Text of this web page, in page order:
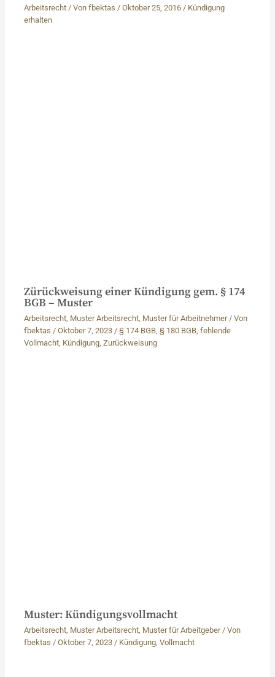
Arbeitsrecht / Vonfbektas /Oktober 25, 2016 / Kündigung
erhalten
Zürückweisung einer Kündigung gem. § 174
BGB – Muster
Arbeitsrecht, Muster Arbeitsrecht, Muster für Arbeitnehmer/ Von
fbektas/Oktober 7, 2023/§ 174 BGB,§ 180 BGB,fehlende
Vollmacht, Kündigung,Zurückweisung
Muster: Kündigungsvollmacht
Arbeitsrecht, Muster Arbeitsrecht, Muster für Arbeitgeber/ Von
fbektas/Oktober 7, 2023/ Kündigung,Vollmacht